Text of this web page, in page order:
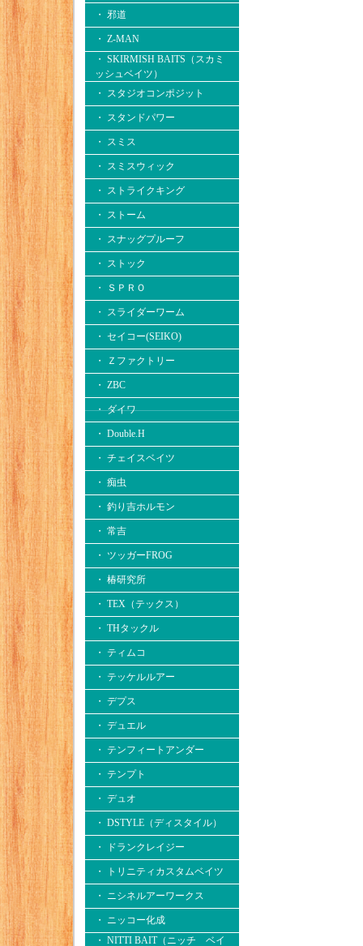
・ 邪道
・ Z-MAN
・ SKIRMISH BAITS（スカミ
ッシュベイツ）
・ スタジオコンポジット
・ スタンドパワー
・ スミス
・ スミスウィック
・ ストライクキング
・ ストーム
・ スナッグプルーフ
・ ストック
・ ＳＰＲＯ
・ スライダーワーム
・ セイコー(SEIKO)
・ Ｚファクトリー
・ ZBC
・ ダイワ
・ Double.H
・ チェイスベイツ
・ 痴虫
・ 釣り吉ホルモン
・ 常吉
・ ツッガーFROG
・ 椿研究所
・ TEX（テックス）
・ THタックル
・ ティムコ
・ テッケルルアー
・ デプス
・ デュエル
・ テンフィートアンダー
・ テンプト
・ デュオ
・ DSTYLE（ディスタイル）
・ ドランクレイジー
・ トリニティカスタムベイツ
・ ニシネルアーワークス
・ ニッコー化成
・ NITTI BAIT（ニッチ ベイ